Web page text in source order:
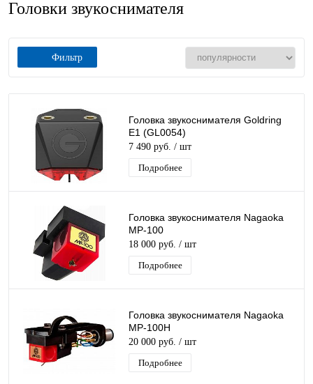
Головки звукоснимателя
Фильтр
Головка звукоснимателя Goldring
E1 (GL0054)
7 490 руб. / шт
Подробнее
Головка звукоснимателя Nagaoka
MP-100
18 000 руб. / шт
Подробнее
Головка звукоснимателя Nagaoka
MP-100H
20 000 руб. / шт
Подробнее